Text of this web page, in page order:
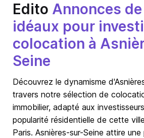
Edito Annonces
idéaux pour
colocation à
Seine
Découvrez le dynamisme
travers notre sélection de
immobilier, adapté aux
popularité résidentielle de cette
Paris. Asnières-sur-Seine attire